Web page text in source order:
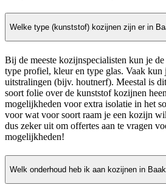
Welke type (kunststof) kozijnen zijn er in
Bij de meeste kozijnspecialisten kun je
type profiel, kleur en type glas. Vaak kun
uitstralingen (bijv. houtnerf). Meestal is
soort folie over de kunststof kozijnen
mogelijkheden voor extra isolatie in het
voor wat voor soort raam je een kozijn
dus zeker uit om offertes aan te vragen
mogelijkheden!
Welk onderhoud heb ik aan kozijnen in